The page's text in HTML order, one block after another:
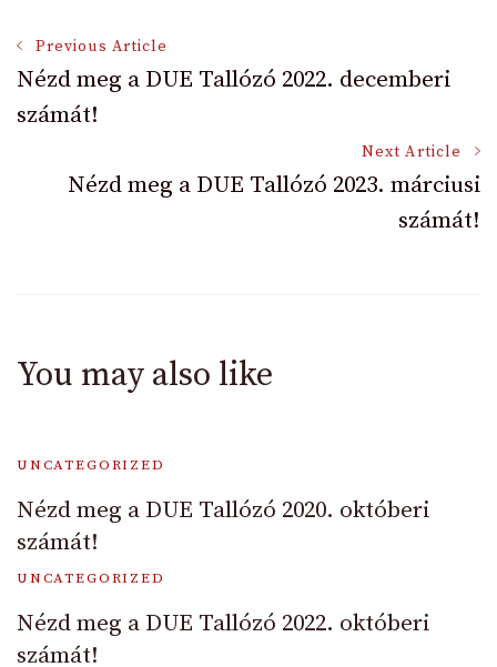
Post
Navigation
Previous Article
Nézd meg a DUE Tallózó 2022. decemberi
számát!
Next Article
Nézd meg a DUE Tallózó 2023. márciusi
számát!
You may also like
UNCATEGORIZED
Nézd meg a DUE Tallózó 2020. októberi
számát!
UNCATEGORIZED
Nézd meg a DUE Tallózó 2022. októberi
számát!